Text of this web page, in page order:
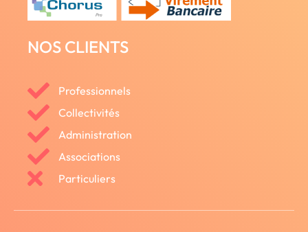
NOS CLIENTS
Professionnels
Collectivités
Administration
Associations
Particuliers